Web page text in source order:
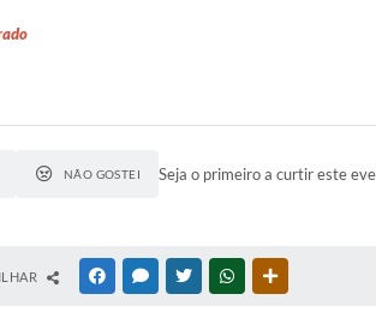
NÃO GOSTEI Seja o primeiro a curtir este
FACEBOOKMESSENGER
TWITTERWHATSAPP